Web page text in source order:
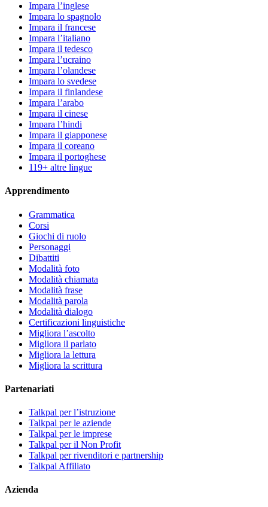
Impara l’inglese
Impara lo spagnolo
Impara il francese
Impara l’italiano
Impara il tedesco
Impara l’ucraino
Impara l’olandese
Impara lo svedese
Impara il finlandese
Impara l’arabo
Impara il cinese
Impara l’hindi
Impara il giapponese
Impara il coreano
Impara il portoghese
119+ altre lingue
Apprendimento
Grammatica
Corsi
Giochi di ruolo
Personaggi
Dibattiti
Modalità foto
Modalità chiamata
Modalità frase
Modalità parola
Modalità dialogo
Certificazioni linguistiche
Migliora l’ascolto
Migliora il parlato
Migliora la lettura
Migliora la scrittura
Partenariati
Talkpal per l’istruzione
Talkpal per le aziende
Talkpal per le imprese
Talkpal per il Non Profit
Talkpal per rivenditori e partnership
Talkpal Affiliato
Azienda